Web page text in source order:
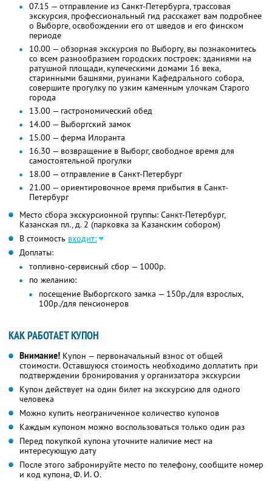
07.15 — отправление из Санкт-Петербурга, трассовая
экскурсия, профессиональный гид расскажет вам подробнее
о Выборге, освобождении его от шведов и его финском
периоде
10.00 — обзорная экскурсия по Выборгу, вы познакомитесь
со всем разнообразием городских построек: зданиями на
ратушной площади, купеческими домами 16 века,
старинными башнями, руинами Кафедрального собора,
совершите прогулку по узким каменным улочкам Старого
города
13.00 — гастрономический обед
14.00 — Выборгский замок
15.00 — ферма Илоранта
16.30 — возвращение в Выборг, свободное время для
самостоятельной прогулки
18.00 — отправление в Санкт-Петербург
21.00 — ориентировочное время прибытия в Санкт-
Петербург
Место сбора экскурсионной группы: Санкт-Петербург,
Казанская пл., д. 2 (парковка за Казанским собором)
В стоимость входит:
Доплаты:
топливно-сервисный сбор — 1000р.
по желанию:
посещение Выборгского замка — 150р./для взрослых,
100р./для пенсионеров
КАК РАБОТАЕТ КУПОН
Внимание! Купон — первоначальный взнос от общей
стоимости. Оставшуюся стоимость необходимо доплатить при
подтверждении бронирования у организатора экскурсии
Купон действует на один билет на экскурсию для одного
человека
Можно купить неограниченное количество купонов
Каждым купоном можно воспользоваться только один раз
Перед покупкой купона уточните наличие мест на
интересующую дату
После этого забронируйте место по телефону, сообщите номер
и код купона, Ф. И. О.